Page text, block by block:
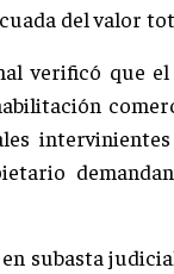
del valor
verificó que el
subasta